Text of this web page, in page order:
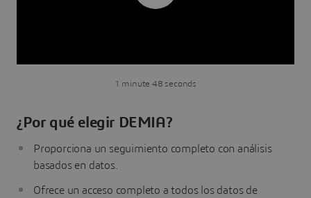
1 minute 48 seconds
¿Por qué elegir DEMIA?
Proporciona un seguimiento completo con análisis
basados en datos.
Ofrece un acceso completo a todos los datos de